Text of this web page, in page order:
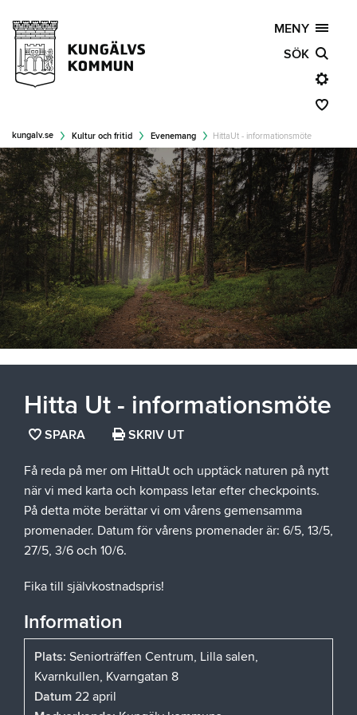
MENY
SÖK
kungalv.se Kultur och fritid Evenemang HittaUt - informationsmöte
Hitta Ut - informationsmöte
SPARA SPARA
SOM
FAVORIT
SKRIV UT
Få reda på mer om HittaUt och upptäck naturen på nytt
när vi med karta och kompass letar efter checkpoints.
På detta möte berättar vi om vårens gemensamma
promenader. Datum för vårens promenader är: 6/5, 13/5,
27/5, 3/6 och 10/6.
Fika till självkostnadspris!
Information
Plats: Seniorträffen Centrum, Lilla salen,
Kvarnkullen, Kvarngatan 8
Datum 22 april